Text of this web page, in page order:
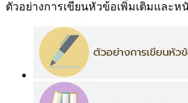
ตัวอย่างการเขียนหัวข้อเพิ่มเติมและห